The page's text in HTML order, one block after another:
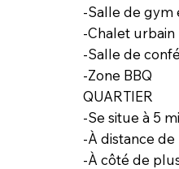
-Salle de gym
-Chalet urbain
-Salle de
-Zone BBQ
QUARTIER
-Se situe à 5
-À distance
-À côté de